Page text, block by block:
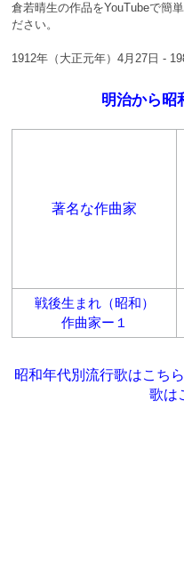
倉若晴生の作品をYouTubeで簡
ださい。
1912年（大正元年）4月27日 -
明治から昭
著名な作曲家
戦後生まれ（昭和）
作曲家ー１
昭和年代別流行歌はこち
歌は